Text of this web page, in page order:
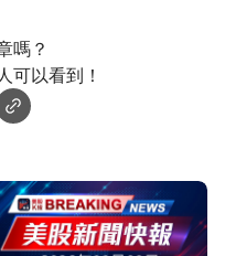
嗎？
可以看到！